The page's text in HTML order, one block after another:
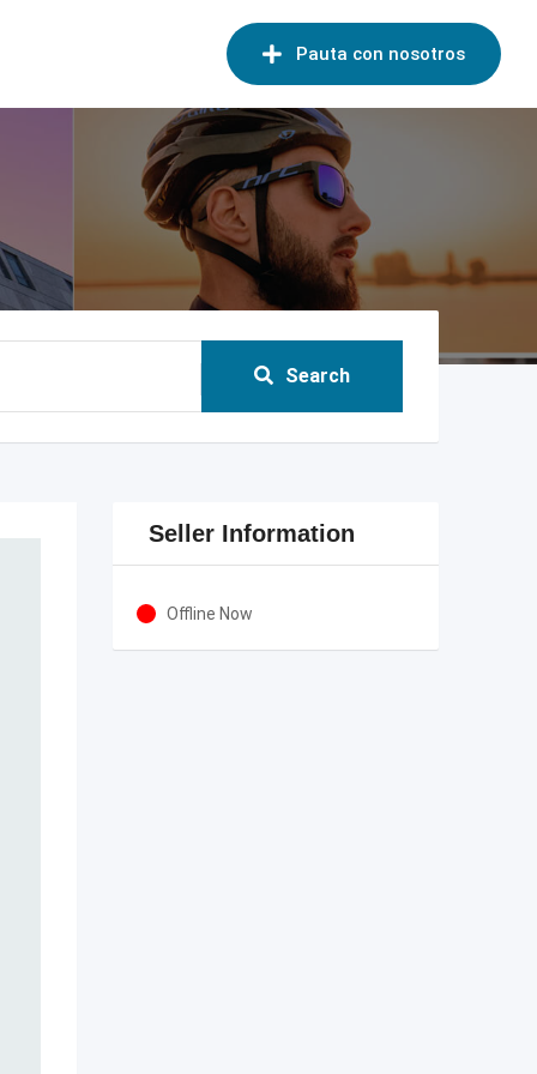
Pauta con nosotros
Search
Seller Information
Offline Now